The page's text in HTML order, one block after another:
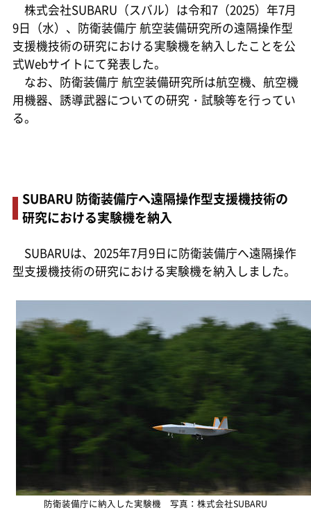
株式会社SUBARU（スバル）は令和7（2025）年7月
9日（水）、防衛装備庁 航空装備研究所の遠隔操作型
支援機技術の研究における実験機を納入したことを公
式Webサイトにて発表した。
なお、防衛装備庁 航空装備研究所は航空機、航空機
用機器、誘導武器についての研究・試験等を行ってい
る。
SUBARU 防衛装備庁へ遠隔操作型支援機技術の
研究における実験機を納入
SUBARUは、2025年7月9日に防衛装備庁へ遠隔操作
型支援機技術の研究における実験機を納入しました。
防衛装備庁に納入した実験機 写真：株式会社SUBARU